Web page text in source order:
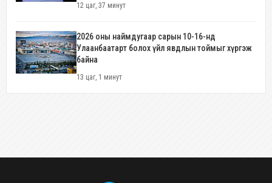
12 цаг, 37 минут
2026 оны наймдугаар сарын 10-16-нд
Улаанбаатарт болох үйл явдлын тоймыг хүргэж
байна
13 цаг, 1 минут